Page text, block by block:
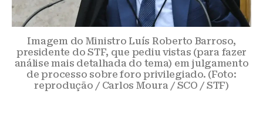
Imagem do Ministro Luís Roberto Barroso,
presidente do STF, que pediu vistas (para fazer
análise mais detalhada do tema) em julgamento
de processo sobre foro privilegiado. (Foto:
reprodução / Carlos Moura / SCO / STF)